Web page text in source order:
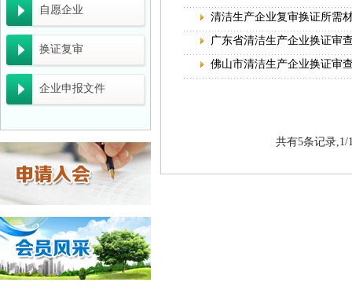
广东省能源局关于开展2027年省级节能降
广东省科学技术厅 广东省财政厅 国家税务
关于开展2026年生态文明建设示范区（生
广东省工业和信息化厅关于组织推荐2026
一图读懂《关于组织开展2026年度工业节
关于组织开展2026年重点用水企业、园区
一图读懂《关于组织开展2026年度工业节
自愿企业
换证复审
企业申报文件
清洁生产企业复审换证所需
广东省清洁生产企业换证审
佛山市清洁生产企业换证审
共有5条记录,1/